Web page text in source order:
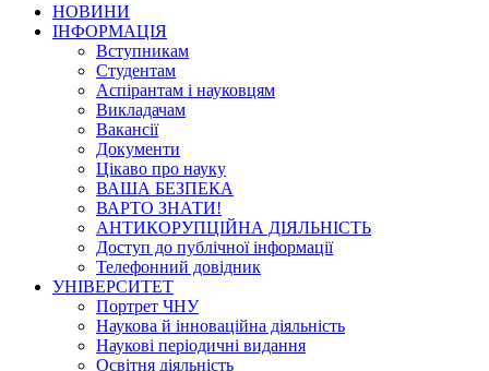
НОВИНИ
ІНФОРМАЦІЯ
Вступникам
Студентам
Аспірантам і науковцям
Викладачам
Вакансії
Документи
Цікаво про науку
ВАША БЕЗПЕКА
ВАРТО ЗНАТИ!
АНТИКОРУПЦІЙНА ДІЯЛЬНІСТЬ
Доступ до публічної інформації
Телефонний довідник
УНІВЕРСИТЕТ
Портрет ЧНУ
Наукова й інноваційна діяльність
Наукові періодичні видання
Освітня діяльність